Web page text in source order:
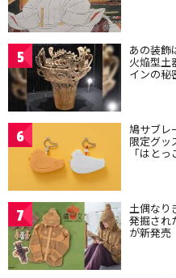
5 あの装飾
火焔型土
インの秘
6 鳩サブレ
限定グッ
「はとっ
7 土偶なり
発掘され
が新発売